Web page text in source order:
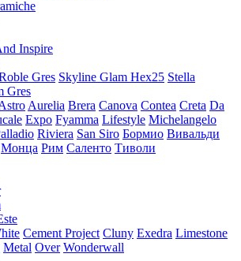
Inspire
Gres Skyline Glam Hex25 Stella
Gres
Aurelia Brera Canova Contea Creta Da
Expo Fyamma Lifestyle Michelangelo
Riviera San Siro Бормио Вивальди
Монца Рим Саленто Тиволи
Cement Project Cluny Exedra Limestone
Metal Over Wonderwall